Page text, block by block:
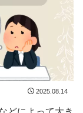
2025.08.14